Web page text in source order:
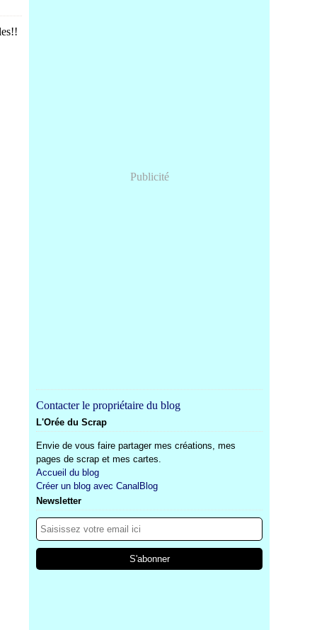
Publicité
Contacter le propriétaire du blog
L'Orée du Scrap
Envie de vous faire partager mes créations, mes
pages de scrap et mes cartes.
Accueil du blog
Créer un blog avec CanalBlog
Newsletter